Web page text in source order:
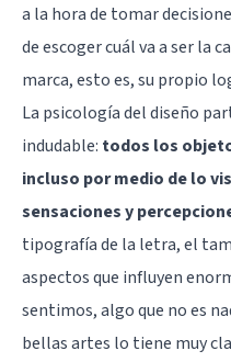
a la hora de tomar
de escoger cuál va a ser la
marca, esto es, su propio
La psicología del diseño
indudable: todos los
incluso por medio de lo
sensaciones y
tipografía de la letra, el
aspectos que influyen
sentimos, algo que no es
bellas artes lo tiene muy